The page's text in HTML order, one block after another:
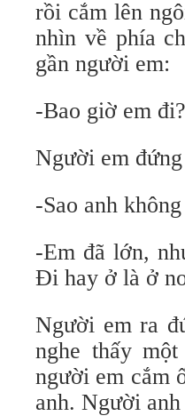
rồi cắm lên
nhìn về phía
gần người em:
-Bao giờ em đi?
Người em
-Sao anh
-Em đã lớn,
Đi hay ở là ở
Người em ra
nghe thấy
người em cắm
anh. Người